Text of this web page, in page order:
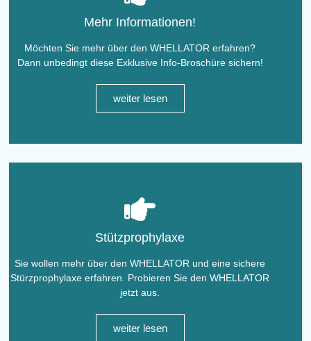
Mehr Informationen!
Möchten Sie mehr über den WHELLATOR erfahren?
Dann unbedingt diese Exklusive Info-Broschüre sichern!
weiter lesen
Stützprophylaxe
Sie wollen mehr über den WHELLATOR und eine sichere
Stürzprophylaxe erfahren. Probieren Sie den WHELLATOR
jetzt aus.
weiter lesen